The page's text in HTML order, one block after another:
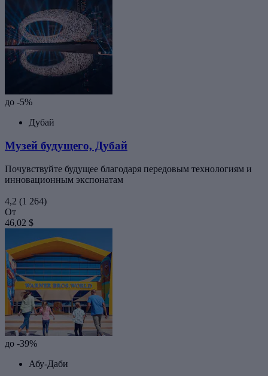
до -5%
Дубай
Музей будущего, Дубай
Почувствуйте будущее благодаря передовым технологиям и
инновационным экспонатам
4,2 (1 264)
От
46,02 $
до -39%
Абу-Даби